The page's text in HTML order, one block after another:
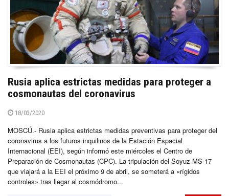
Rusia aplica estrictas medidas para proteger a
cosmonautas del coronavirus
18/03/2020
MOSCÚ.- Rusia aplica estrictas medidas preventivas para proteger del
coronavirus a los futuros inquilinos de la Estación Espacial
Internacional (EEI), según informó este miércoles el Centro de
Preparación de Cosmonautas (CPC). La tripulación del Soyuz MS-17
que viajará a la EEI el próximo 9 de abril, se someterá a «rígidos
controles» tras llegar al cosmódromo...